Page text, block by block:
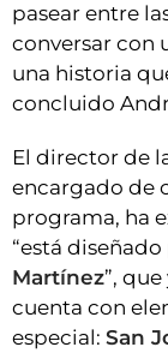
pasear entre
conversar con
una historia
concluido
El director de
encargado de
programa, ha
“está
Martínez”,
cuenta con
especial: San